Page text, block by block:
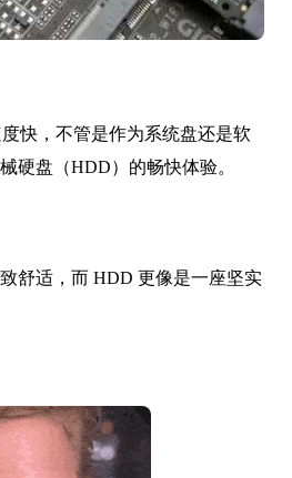
快，不管是作为系统盘还是软
硬盘（HDD）的畅快体验。
舒适，而 HDD 更像是一座坚实